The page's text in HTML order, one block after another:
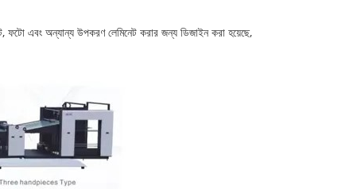
ফটো এবং অন্যান্য উপকরণ লেমিনেট করার জন্য ডিজাইন করা হয়েছে,